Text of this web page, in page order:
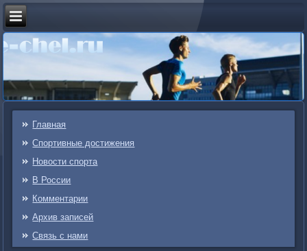
Главная
Спортивные достижения
Новости спорта
В России
Комментарии
Архив записей
Связь c нами